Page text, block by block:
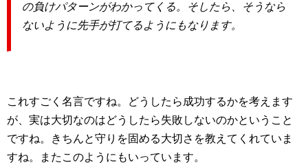
の負けパターンがわかってくる。そしたら、そうなら
ないように先手が打てるようにもなります。
これすごく名言ですね。どうしたら成功するかを考えます
が、実は大切なのはどうしたら失敗しないのかということ
ですね。きちんと守りを固める大切さを教えてくれていま
すね。またこのようにもいっています。